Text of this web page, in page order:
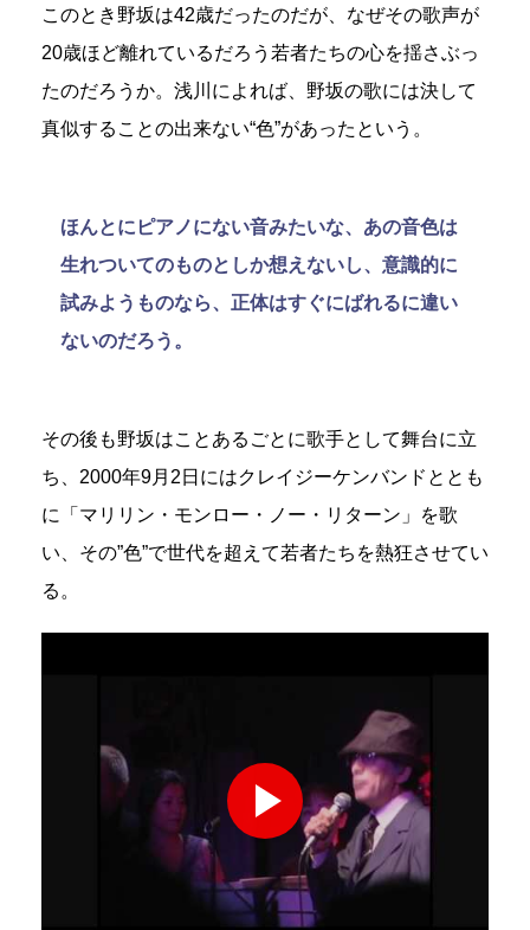
このとき野坂は42歳だったのだが、なぜその歌声が
20歳ほど離れているだろう若者たちの心を揺さぶっ
たのだろうか。浅川によれば、野坂の歌には決して
真似することの出来ない“色”があったという。
ほんとにピアノにない音みたいな、あの音色は
生れついてのものとしか想えないし、意識的に
試みようものなら、正体はすぐにばれるに違い
ないのだろう。
その後も野坂はことあるごとに歌手として舞台に立
ち、2000年9月2日にはクレイジーケンバンドととも
に「マリリン・モンロー・ノー・リターン」を歌
い、その”色”で世代を超えて若者たちを熱狂させてい
る。